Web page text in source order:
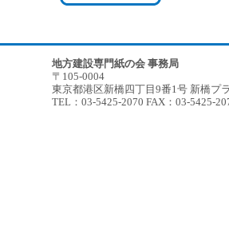
地方建設専門紙の会 事務局
〒105-0004
東京都港区新橋四丁目9番1号 新橋プ
TEL：03-5425-2070 FAX：03-5425-